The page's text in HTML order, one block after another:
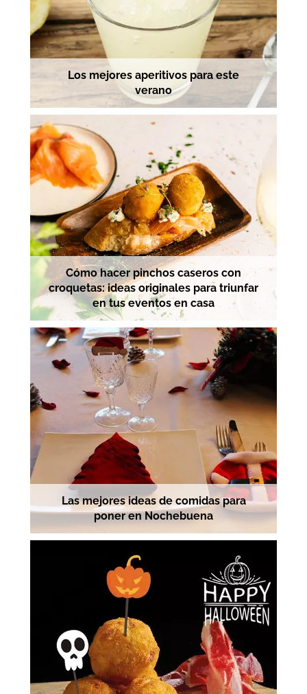
Los mejores aperitivos para este
verano
Cómo hacer pinchos caseros con
croquetas: ideas originales para triunfar
en tus eventos en casa
Las mejores ideas de comidas para
poner en Nochebuena